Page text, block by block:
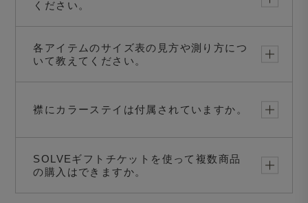
ください。
各アイテムのサイズ表の見方や測り方につ
いて教えてください。
襟にカラーステイは付属されていますか。
SOLVEギフトチケットを使って複数商品
の購入はできますか。